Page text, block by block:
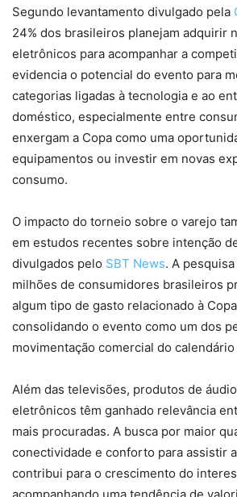
Segundo levantamento divulgado pela
24% dos brasileiros planejam adquirir
eletrônicos para acompanhar a
evidencia o potencial do evento para
categorias ligadas à tecnologia e ao
doméstico, especialmente entre
enxergam a Copa como uma
equipamentos ou investir em novas
consumo.
O impacto do torneio sobre o varejo
em estudos recentes sobre intenção
divulgados pelo SBT News. A
milhões de consumidores brasileiros
algum tipo de gasto relacionado à
consolidando o evento como um dos
movimentação comercial do calendário
Além das televisões, produtos de
eletrônicos têm ganhado relevância
mais procuradas. A busca por maior
conectividade e conforto para assistir
contribui para o crescimento do